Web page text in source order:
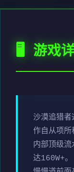
🖥️ 游戏
沙漠追猎
作自从项
内部顶级
达160W+